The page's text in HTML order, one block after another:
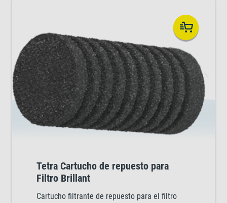
Tetra Cartucho de repuesto para
Filtro Brillant
Cartucho filtrante de repuesto para el filtro